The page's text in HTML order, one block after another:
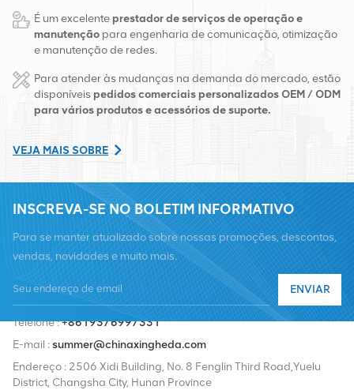
empresa possui dois armazéns inteligentes e centros de
distribuição de fábrica em Changsha e Hong Kong. Em 2016,
China. Com sede na China, realizamos negócios internacionais
no Sudeste Asiático, Europa, Estados Unidos, África e Rússia,
equipamentos e serviços de manutenção abrangentes, como
transmissão, fornecimento de energia, módulos ópticos, cabos,
terminais e materiais auxiliares de suporte. Os prestadores de
serviços incluem Nokia, Ericsson, Huawei, ZTE, Bell, Alcatel,
Nortel, Siemens e Lucent. Expandiremos nossa participação no
mercado internacional com produtos de alta qualidade, serviços
de alta qualidade, preços razoáveis ​​e entrega pontual.
É um excelenteprestador de serviços de operação e
manutenção para engenharia de comunicação, otimização
e manutenção de redes.
Para atender às mudanças na demanda do mercado, estão
disponíveispedidos comerciais personalizados OEM / ODM
para vários produtos e acessórios de suporte.
VEJA MAIS SOBRE
INSCREVA-SE NO BOLETIM INFORMATIVO
Para se manter atualizado sobre nossas promoções, descontos,
vendas, novidades e muito mais.
ENVIAR
Telefone :+8619376997331
E-mail :summer@chinaxingheda.com
Endereço : 2506 Xidi Building, No. 8 Fenglin Third Road,Yuelu
District, Changsha City, Hunan Province